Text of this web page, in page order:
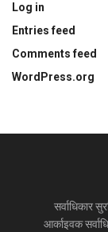
Log in
Entries feed
Comments feed
WordPress.org
सर्वाधिकार
आर्काइवक